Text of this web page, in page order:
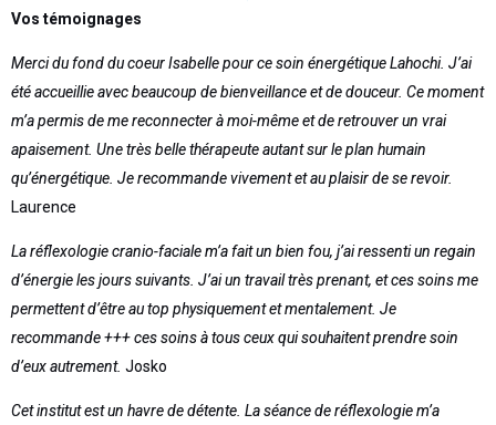
Vos témoignages
Merci du fond du coeur Isabelle pour ce soin énergétique Lahochi. J’ai
été accueillie avec beaucoup de bienveillance et de douceur. Ce moment
m’a permis de me reconnecter à moi-même et de retrouver un vrai
apaisement. Une très belle thérapeute autant sur le plan humain
qu’énergétique. Je recommande vivement et au plaisir de se revoir.
Laurence
La réflexologie cranio-faciale m’a fait un bien fou, j’ai ressenti un regain
d’énergie les jours suivants. J’ai un travail très prenant, et ces soins me
permettent d’être au top physiquement et mentalement. Je
recommande +++ ces soins à tous ceux qui souhaitent prendre soin
d’eux autrement. Josko
Cet institut est un havre de détente. La séance de réflexologie m’a